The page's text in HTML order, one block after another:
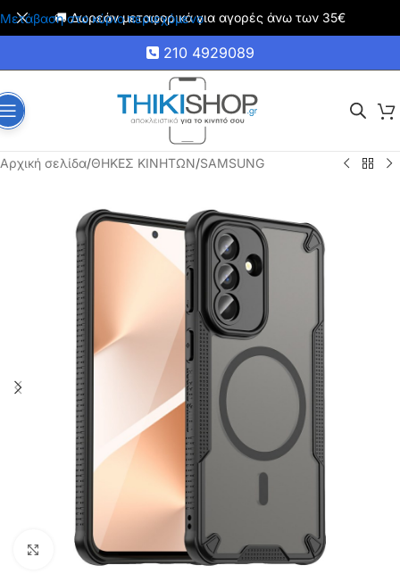
Μετάβαση στο κύριο περιεχόμενο
🚚 Δωρεάν μεταφορικά για αγορές άνω των 35€
210 4929089
Αρχική σελίδα/ΘΗΚΕΣ ΚΙΝΗΤΩΝ/SAMSUNG
Click to enlarge